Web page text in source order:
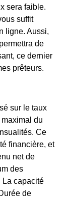
sera faible.
suffit
ligne. Aussi,
de
ce dernier
prêteurs.
sur le taux
du
Ce
financière, et
net de
des
La capacité
de